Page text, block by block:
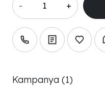
- +
Kampanya (1)